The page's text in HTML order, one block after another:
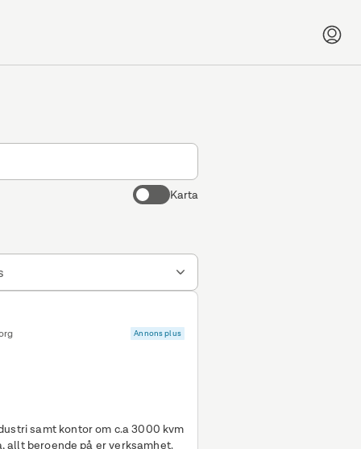
Karta
Annons plus
samt kontor om c.a 3000 kvm
allt beroende på er verksamhet.